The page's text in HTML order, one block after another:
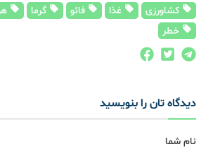
کشاورزی غذا فائو گرما
خطر
دیدگاه تان را بنویسید
نام شما